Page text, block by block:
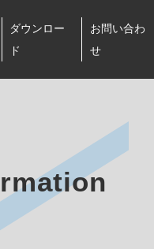
ダウンロー
ド
お問い合わ
せ